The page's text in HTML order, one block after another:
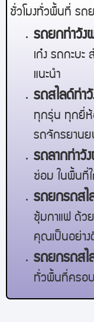
ชั่วโมงทั่วพื้นที่ รถ
รถยกท่าวัง
เก๋ง รถกะบะ
แนะนำ
รถสไลด์ ท่า
ทุกรุ่น ทุกยี่ห้
รถจักรยาน
รถลาก ท่าวั
ซ่อม ในพื้นที่ใ
รถยกรถสไ
ซุ้มกาแฟ ด้ว
คุณเป็นอย่าง
รถยกรถส
ทั่วพื้นที่ครอ